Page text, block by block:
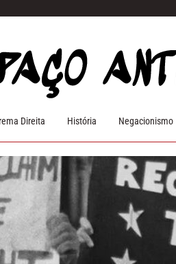
Direita História Negacionismo